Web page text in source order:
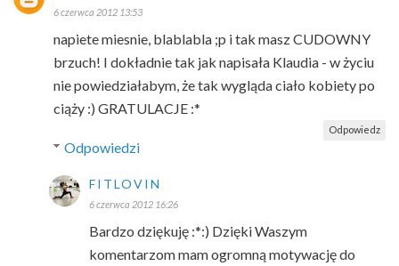
6 czerwca 2012 13:53
napiete miesnie, blablabla ;p i tak masz CUDOWNY
brzuch! I dokładnie tak jak napisała Klaudia - w życiu
nie powiedziałabym, że tak wygląda ciało kobiety po
ciąży :) GRATULACJE :*
Odpowiedz
Odpowiedzi
FITLOVIN
6 czerwca 2012 16:26
Bardzo dziękuję :*:) Dzięki Waszym
komentarzom mam ogromną motywację do